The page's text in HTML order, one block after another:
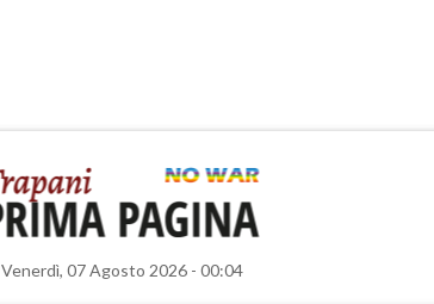
Venerdì, 07 Agosto 2026 - 00:04